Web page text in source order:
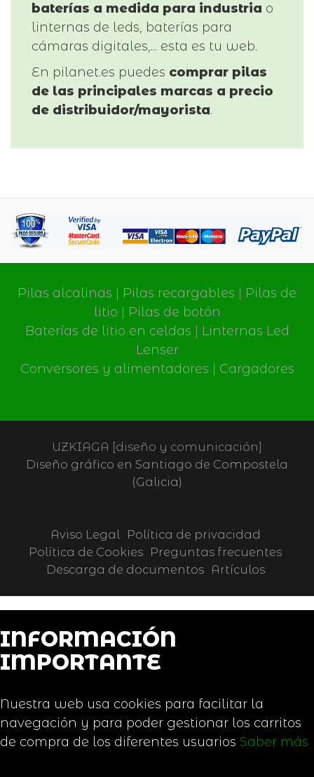
baterías a medida para industria o
linternas de leds, baterías para
cámaras digitales,... esta es tu web.
En pilanet.es puedes comprar pilas
de las principales marcas a precio
de distribuidor/mayorista.
Pilas alcalinas Pilas recargables
Pilas de
litio
Pilas de botón
Baterías de litio en celdas
Linternas Led
Lenser
Conversores y alimentadores
Cargadores
UZKIAGA [diseño y comunicación]
Diseño gráfico en Santiago de Compostela
(Galicia)
Aviso Legal
Política de privacidad
Política de Cookies Preguntas frecuentes
Descarga de documentos
Artículos
INFORMACIÓN
IMPORTANTE
Nuestra web usa cookies para facilitar la
navegación y para poder gestionar los carritos
de compra de los diferentes usuarios Saber más